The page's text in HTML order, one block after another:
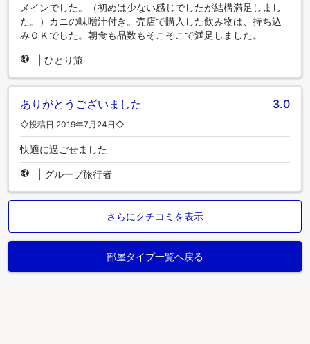
メインでした。（初めは少ない感じでしたが結構満足しまし
た。）カニの味噌汁付き。売店で購入した飲み物は、持ち込
みＯＫでした。朝食も品数もそこそこで満足しました。
ひとり旅
ありがとうございました 3.0
◇投稿日 2019年7月24日◇
快適に過ごせました
グループ旅行者
さらにクチコミを表示
部屋タイプ一覧へ戻る